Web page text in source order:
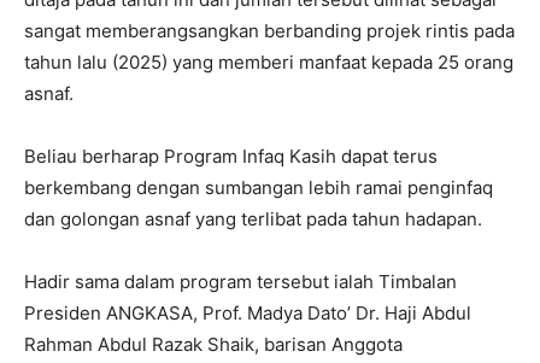
sangat memberangsangkan berbanding projek rintis pada
tahun lalu (2025) yang memberi manfaat kepada 25 orang
asnaf.
Beliau berharap Program Infaq Kasih dapat terus
berkembang dengan sumbangan lebih ramai penginfaq
dan golongan asnaf yang terlibat pada tahun hadapan.
Hadir sama dalam program tersebut ialah Timbalan
Presiden ANGKASA, Prof. Madya Dato’ Dr. Haji Abdul
Rahman Abdul Razak Shaik, barisan Anggota